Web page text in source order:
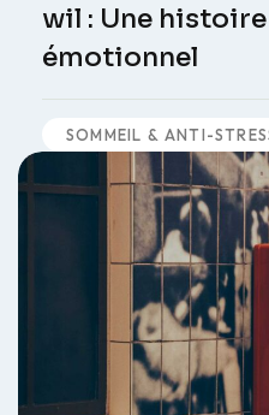
wil : Une
émotionnel
SOMMEIL & ANTI-